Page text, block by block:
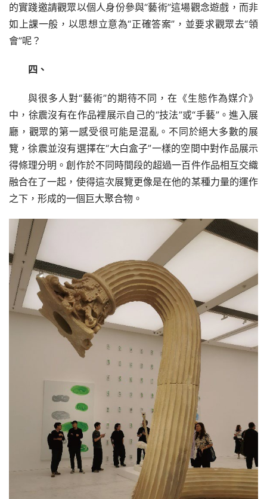
的實踐邀請觀眾以個人身份參與“藝術”這場觀念遊戲，而非
如上課一般，以思想立意為“正確答案”，並要求觀眾去“領
會”呢？
四、
與很多人對“藝術”的期待不同，在《生態作為媒介》
中，徐震沒有在作品裡展示自己的“技法”或“手藝”。進入展
廳，觀眾的第一感受很可能是混亂。不同於絕大多數的展
覽，徐震並沒有選擇在“大白盒子”一樣的空間中對作品展示
得條理分明。創作於不同時間段的超過一百件作品相互交織
融合在了一起，使得這次展覽更像是在他的某種力量的運作
之下，形成的一個巨大聚合物。